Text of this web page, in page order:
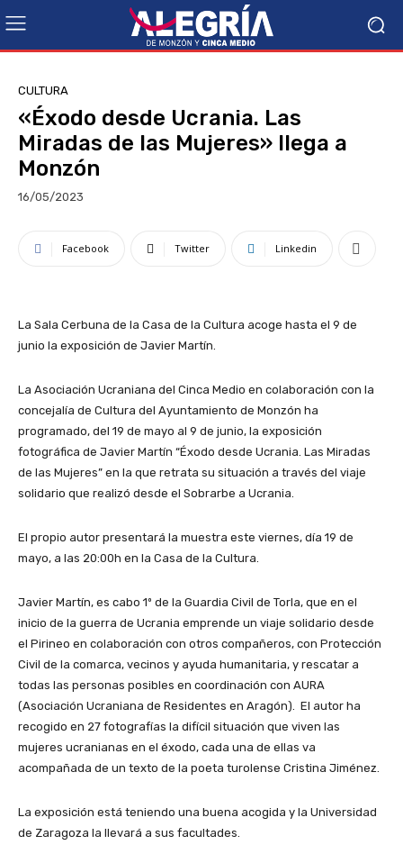
CULTURA
«Éxodo desde Ucrania. Las
Miradas de las Mujeres» llega a
Monzón
16/05/2023
Facebook Twitter Linkedin
La Sala Cerbuna de la Casa de la Cultura acoge hasta el 9 de
junio la exposición de Javier Martín.
La Asociación Ucraniana del Cinca Medio en colaboración con la
concejalía de Cultura del Ayuntamiento de Monzón ha
programado, del 19 de mayo al 9 de junio, la exposición
fotográfica de Javier Martín “Éxodo desde Ucrania. Las Miradas
de las Mujeres” en la que retrata su situación a través del viaje
solidario que realizó desde el Sobrarbe a Ucrania.
El propio autor presentará la muestra este viernes, día 19 de
mayo, a las 20:00h en la Casa de la Cultura.
Javier Martín, es cabo 1º de la Guardia Civil de Torla, que en el
inicio de la guerra de Ucrania emprende un viaje solidario desde
el Pirineo en colaboración con otros compañeros, con Protección
Civil de la comarca, vecinos y ayuda humanitaria, y rescatar a
todas las personas posibles en coordinación con AURA
(Asociación Ucraniana de Residentes en Aragón). El autor ha
recogido en 27 fotografías la difícil situación que viven las
mujeres ucranianas en el éxodo, cada una de ellas va
acompañada de un texto de la poeta turolense Cristina Jiménez.
La exposición está teniendo una buena acogida y la Universidad
de Zaragoza la llevará a sus facultades.